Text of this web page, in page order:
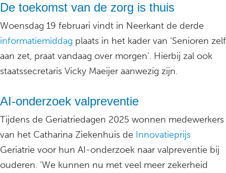
De toekomst van de zorg is thuis
Woensdag 19 februari vindt in Neerkant de derde
informatiemiddag plaats in het kader van ‘Senioren zelf
aan zet, praat vandaag over morgen’. Hierbij zal ook
staatssecretaris Vicky Maeijer aanwezig zijn.
AI-onderzoek valpreventie
Tijdens de Geriatriedagen 2025 wonnen medewerkers
van het Catharina Ziekenhuis de Innovatieprijs
Geriatrie voor hun AI-onderzoek naar valpreventie bij
ouderen. ‘We kunnen nu met veel meer zekerheid